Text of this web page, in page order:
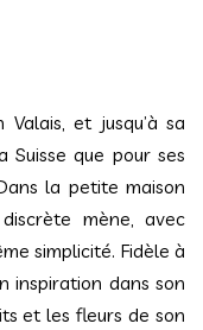
et jusqu’à sa
que pour ses
la petite maison
mène, avec
simplicité. Fidèle à
inspiration dans son
et les fleurs de son